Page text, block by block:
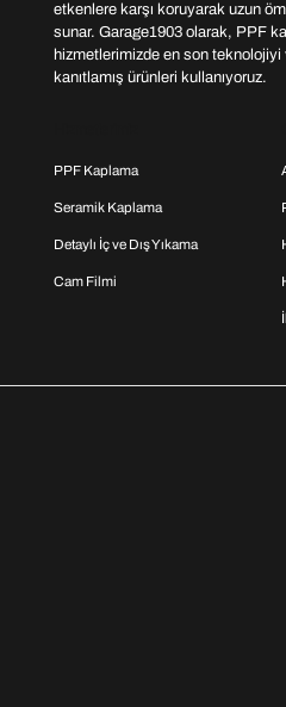
etkenlere karşı koruyarak uzun
sunar. Garage1903 olarak, PPF
hizmetlerimizde en son
kanıtlamış ürünleri kullanıyoruz.
PPF Kaplama
Seramik Kaplama
Detaylı İç ve Dış Yıkama
Cam Filmi